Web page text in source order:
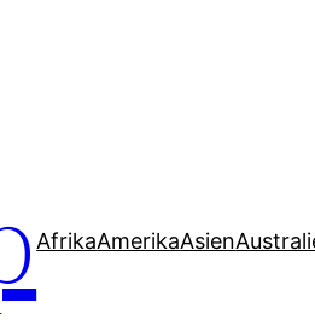
AfrikaAmerikaAsien